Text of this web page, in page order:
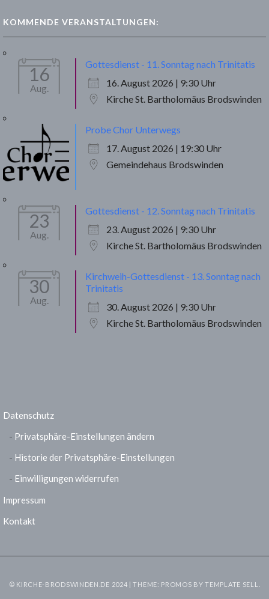
KOMMENDE VERANSTALTUNGEN:
16
Aug.
Gottesdienst - 11. Sonntag nach Trinitatis
16. August 2026 | 9:30 Uhr
Kirche St. Bartholomäus Brodswinden
Probe Chor Unterwegs
17. August 2026 | 19:30 Uhr
Gemeindehaus Brodswinden
23
Aug.
Gottesdienst - 12. Sonntag nach Trinitatis
23. August 2026 | 9:30 Uhr
Kirche St. Bartholomäus Brodswinden
30
Aug.
Kirchweih-Gottesdienst - 13. Sonntag nach
Trinitatis
30. August 2026 | 9:30 Uhr
Kirche St. Bartholomäus Brodswinden
Datenschutz
Privatsphäre-Einstellungen ändern
Historie der Privatsphäre-Einstellungen
Einwilligungen widerrufen
Impressum
Kontakt
© KIRCHE-BRODSWINDEN.DE 2024 | THEME: PROMOS BYTEMPLATE SELL